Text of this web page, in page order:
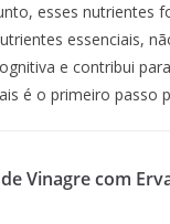
esses nutrientes
essenciais,
e contribui
é o primeiro passo
Vinagre com